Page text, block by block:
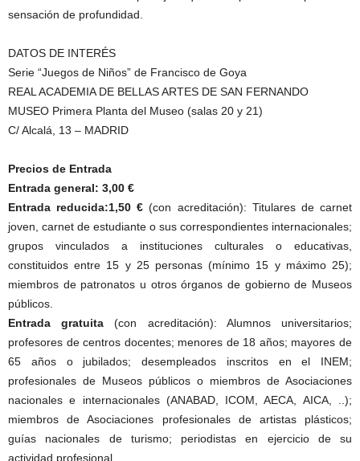
sensación de profundidad.
DATOS DE INTERÉS
Serie “Juegos de Niños” de Francisco de Goya
REAL ACADEMIA DE BELLAS ARTES DE SAN FERNANDO
MUSEO Primera Planta del Museo (salas 20 y 21)
C/ Alcalá, 13 – MADRID
Precios de Entrada
Entrada general: 3,00 €
Entrada reducida:1,50 €(con acreditación): Titulares de carnet
joven, carnet de estudiante o sus correspondientes internacionales;
grupos vinculados a instituciones culturales o educativas,
constituidos entre 15 y 25 personas (mínimo 15 y máximo 25);
miembros de patronatos u otros órganos de gobierno de Museos
públicos.
Entrada gratuita (con acreditación): Alumnos universitarios;
profesores de centros docentes; menores de 18 años; mayores de
65 años o jubilados; desempleados inscritos en el INEM;
profesionales de Museos públicos o miembros de Asociaciones
nacionales e internacionales (ANABAD, ICOM, AECA, AICA, ..);
miembros de Asociaciones profesionales de artistas plásticos;
guías nacionales de turismo; periodistas en ejercicio de su
actividad profesional.